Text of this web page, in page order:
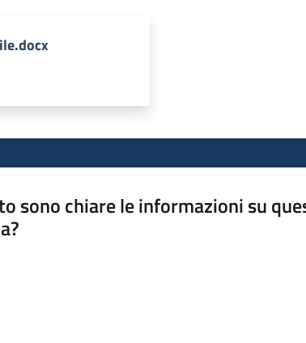
sono chiare le informazioni su